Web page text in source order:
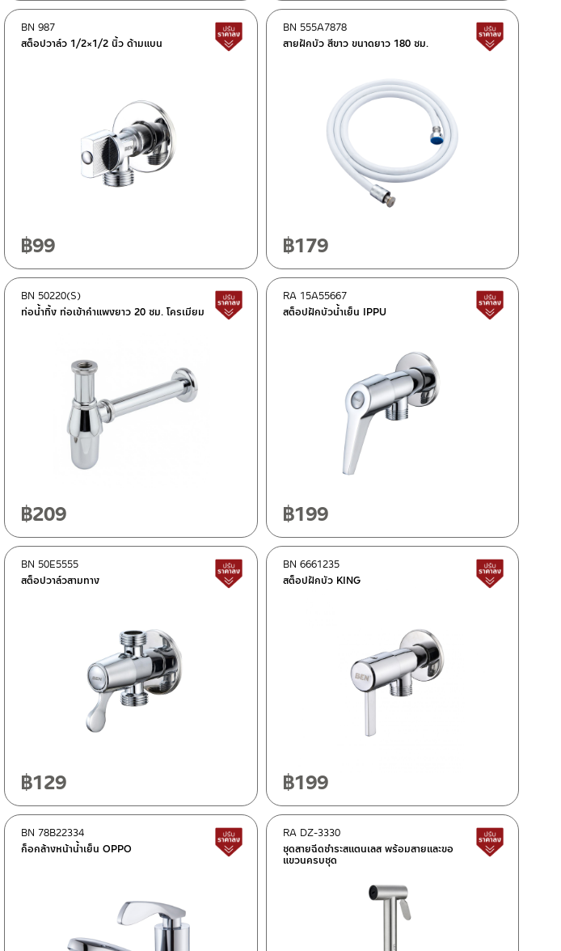
สินค้าปรับราคาลดลง
สต็อปวาล์ว 1/2×1/2 นิ้ว ด้ามแบน
BN 987 สินค้าปรับราคาลดลง
฿99
สายฝักบัว สีขาว ขนาดยาว 180 ซม.
BN 555A7878
฿179
สินค้าปรับราคาลดลง
ท่อน้ำทิ้ง ท่อเข้ากำแพงยาว 20 ซม. โครเมียม
BN 50220(S) สินค้าปรับราคาลดลง
฿209
สต็อปฝักบัวน้ำเย็น IPPU
RA 15A55667
฿199
สินค้าปรับราคาลดลง
สต็อปวาล์วสามทาง
BN 50E5555 สินค้าปรับราคาลดลง
฿129
สต็อปฝักบัว KING
BN 6661235
฿199
สินค้าปรับราคาลดลง
ก็อกล้างหน้าน้ำเย็น OPPO
BN 78B22334 สินค้าปรับราคาลดลง
ชุดสายฉีดชำระสแตนเลส พร้อมสายและขอ
แขวนครบชุด
RA DZ-3330